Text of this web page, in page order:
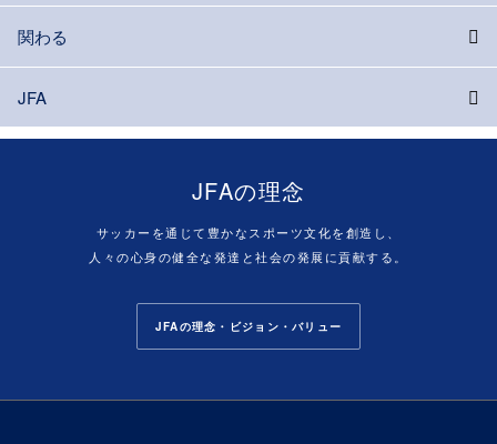
関わる
JFA
JFAの理念
サッカーを通じて豊かなスポーツ文化を創造し、
人々の心身の健全な発達と社会の発展に貢献する。
JFAの理念・ビジョン・バリュー